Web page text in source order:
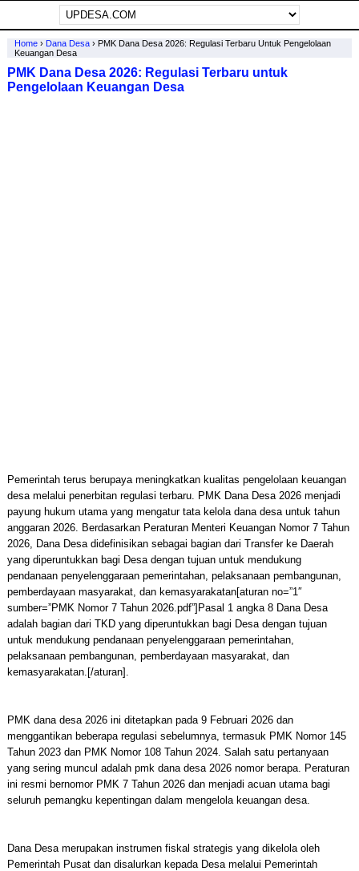
Home› Dana Desa› PMK Dana Desa 2026: Regulasi Terbaru Untuk Pengelolaan
Keuangan Desa
PMK Dana Desa 2026: Regulasi Terbaru untuk
Pengelolaan Keuangan Desa
Pemerintah terus berupaya meningkatkan kualitas pengelolaan keuangan
desa melalui penerbitan regulasi terbaru. PMK Dana Desa 2026 menjadi
payung hukum utama yang mengatur tata kelola dana desa untuk tahun
anggaran 2026. Berdasarkan Peraturan Menteri Keuangan Nomor 7 Tahun
2026, Dana Desa didefinisikan sebagai bagian dari Transfer ke Daerah
yang diperuntukkan bagi Desa dengan tujuan untuk mendukung
pendanaan penyelenggaraan pemerintahan, pelaksanaan pembangunan,
pemberdayaan masyarakat, dan kemasyarakatan[aturan no=”1″
sumber=”PMK Nomor 7 Tahun 2026.pdf”]Pasal 1 angka 8 Dana Desa
adalah bagian dari TKD yang diperuntukkan bagi Desa dengan tujuan
untuk mendukung pendanaan penyelenggaraan pemerintahan,
pelaksanaan pembangunan, pemberdayaan masyarakat, dan
kemasyarakatan.[/aturan].
PMK dana desa 2026 ini ditetapkan pada 9 Februari 2026 dan
menggantikan beberapa regulasi sebelumnya, termasuk PMK Nomor 145
Tahun 2023 dan PMK Nomor 108 Tahun 2024. Salah satu pertanyaan
yang sering muncul adalah pmk dana desa 2026 nomor berapa. Peraturan
ini resmi bernomor PMK 7 Tahun 2026 dan menjadi acuan utama bagi
seluruh pemangku kepentingan dalam mengelola keuangan desa.
Dana Desa merupakan instrumen fiskal strategis yang dikelola oleh
Pemerintah Pusat dan disalurkan kepada Desa melalui Pemerintah